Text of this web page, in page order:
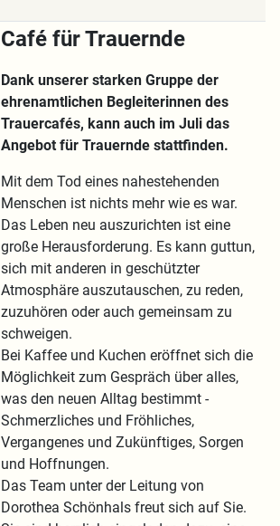
Café für Trauernde
Dank unserer starken Gruppe der
ehrenamtlichen Begleiterinnen des
Trauercafés, kann auch im Juli das
Angebot für Trauernde stattfinden.
Mit dem Tod eines nahestehenden
Menschen ist nichts mehr wie es war.
Das Leben neu auszurichten ist eine
große Herausforderung. Es kann guttun,
sich mit anderen in geschützter
Atmosphäre auszutauschen, zu reden,
zuzuhören oder auch gemeinsam zu
schweigen.
Bei Kaffee und Kuchen eröffnet sich die
Möglichkeit zum Gespräch über alles,
was den neuen Alltag bestimmt -
Schmerzliches und Fröhliches,
Vergangenes und Zukünftiges, Sorgen
und Hoffnungen.
Das Team unter der Leitung von
Dorothea Schönhals freut sich auf Sie.